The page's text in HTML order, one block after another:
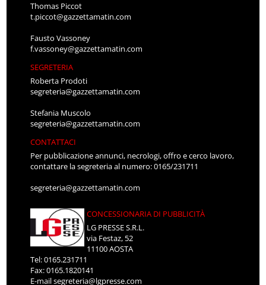
Thomas Piccot
t.piccot@gazzettamatin.com
Fausto Vassoney
f.vassoney@gazzettamatin.com
SEGRETERIA
Roberta Prodoti
segreteria@gazzettamatin.com
Stefania Muscolo
segreteria@gazzettamatin.com
CONTATTACI
Per pubblicazione annunci, necrologi, offro e cerco lavoro,
contattare la segreteria al numero: 0165/231711
segreteria@gazzettamatin.com
CONCESSIONARIA DI PUBBLICITÀ
LG PRESSE S.R.L.
via Festaz, 52
11100 AOSTA
Tel: 0165.231711
Fax: 0165.1820141
E-mailsegreteria@lgpresse.com